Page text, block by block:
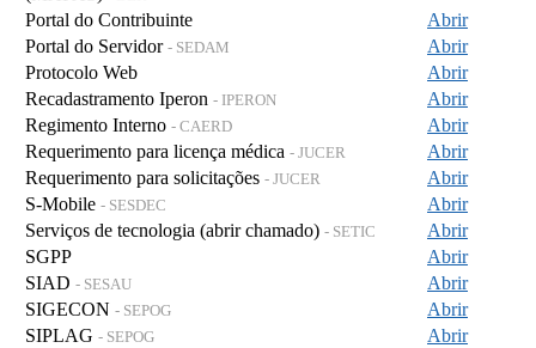
Portal do Contribuinte
Abrir
Portal do Servidor - SEDAM
Abrir
Protocolo Web
Abrir
Recadastramento Iperon - IPERON
Abrir
Regimento Interno - CAERD
Abrir
Requerimento para licença médica - JUCER
Abrir
Requerimento para solicitações - JUCER
Abrir
S-Mobile - SESDEC
Abrir
Serviços de tecnologia (abrir chamado) - SETIC
Abrir
SGPP
Abrir
SIAD - SESAU
Abrir
SIGECON - SEPOG
Abrir
SIPLAG - SEPOG
Abrir